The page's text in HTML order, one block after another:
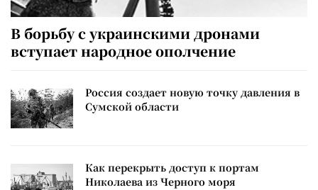
В борьбу с украинскими дронами
вступает народное ополчение
Россия создает новую точку давления в
Сумской области
Как перекрыть доступ к портам
Николаева из Черного моря